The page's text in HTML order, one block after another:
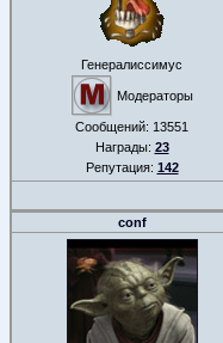
Генералиссимус
Модераторы
Сообщений: 13551
Награды: 23
Репутация: 142
conf